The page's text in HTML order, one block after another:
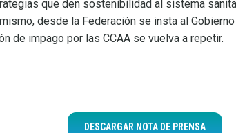
que den sostenibilidad al sistema
desde la Federación se insta al
de impago por las CCAA se vuelva a repetir.
DESCARGAR NOTA DE PRENSA